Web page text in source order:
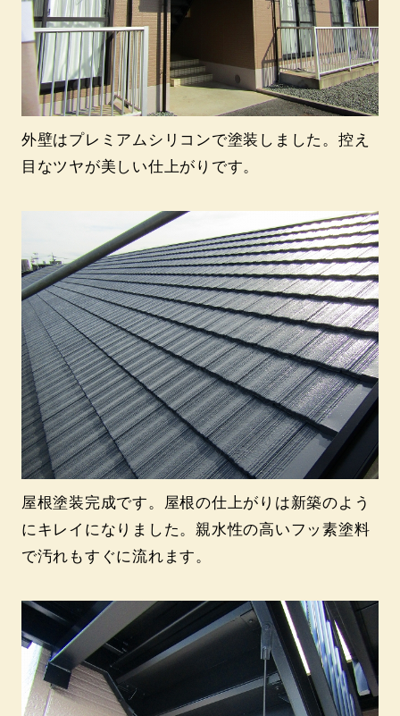
外壁はプレミアムシリコンで塗装しました。控え
目なツヤが美しい仕上がりです。
屋根塗装完成です。屋根の仕上がりは新築のよう
にキレイになりました。親水性の高いフッ素塗料
で汚れもすぐに流れます。